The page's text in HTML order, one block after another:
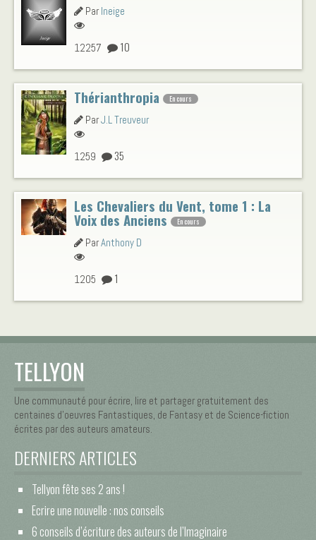
ParIneige
12257 10
Thérianthropia En cours
ParJ.L Treuveur
1259 35
Les Chevaliers du Vent, tome 1 : La
Voix des Anciens En cours
ParAnthony D
1205 1
TELLYON
Une communauté pour écrire, lire et partager gratuitement des
centaines d’oeuvres Fantastiques, de Fantasy et de Science-fiction
écrites par des auteurs amateurs.
DERNIERS ARTICLES
Tellyon fête ses 2 ans !
Ecrire une nouvelle : nos conseils
6 conseils d’écriture des auteurs de l’Imaginaire